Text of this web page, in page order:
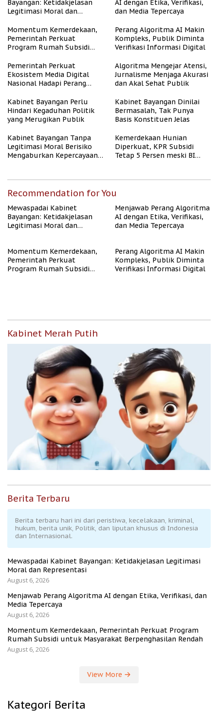
Bayangan: Ketidakjelasan
Legitimasi Moral dan
AI dengan Etika, Verifikasi,
dan Media Tepercaya
Momentum Kemerdekaan,
Pemerintah Perkuat
Program Rumah Subsidi
Berpenghasilan Rendah
Perang Algoritma AI Makin
Kompleks, Publik Diminta
Verifikasi Informasi Digital
Pemerintah Perkuat
Ekosistem Media Digital
Nasional Hadapi Perang
Algoritma Mengejar Atensi,
Jurnalisme Menjaga Akurasi
dan Akal Sehat Publik
Kabinet Bayangan Perlu
Hindari Kegaduhan Politik
yang Merugikan Publik
Kabinet Bayangan Dinilai
Bermasalah, Tak Punya
Basis Konstituen Jelas
Kabinet Bayangan Tanpa
Legitimasi Moral Berisiko
Mengaburkan Kepercayaan
Kemerdekaan Hunian
Diperkuat, KPR Subsidi
Tetap 5 Persen meski BI
Recommendation for You
Mewaspadai Kabinet
Bayangan: Ketidakjelasan
Legitimasi Moral dan
Menjawab Perang Algoritma
AI dengan Etika, Verifikasi,
dan Media Tepercaya
Momentum Kemerdekaan,
Pemerintah Perkuat
Program Rumah Subsidi
Perang Algoritma AI Makin
Kompleks, Publik Diminta
Verifikasi Informasi Digital
Kabinet Merah Putih
Berita Terbaru
Berita terbaru hari ini dari peristiwa, kecelakaan, kriminal,
hukum, berita unik, Politik, dan liputan khusus di Indonesia
dan Internasional.
Mewaspadai Kabinet Bayangan: Ketidakjelasan Legitimasi
Moral dan Representasi
August 6, 2026
Menjawab Perang Algoritma AI dengan Etika, Verifikasi, dan
Media Tepercaya
August 6, 2026
Momentum Kemerdekaan, Pemerintah Perkuat Program
Rumah Subsidi untuk Masyarakat Berpenghasilan Rendah
August 6, 2026
View More
Kategori Berita